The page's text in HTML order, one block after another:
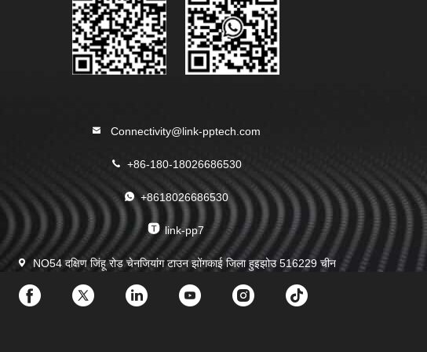
Connectivity@link-pptech.com
+86-180-18026686530
+8618026686530
link-pp7
NO54 दक्षिण जिंहू रोड चेनजियांग टाउन झोंगकाई जिला हुइझोउ 516229 चीन